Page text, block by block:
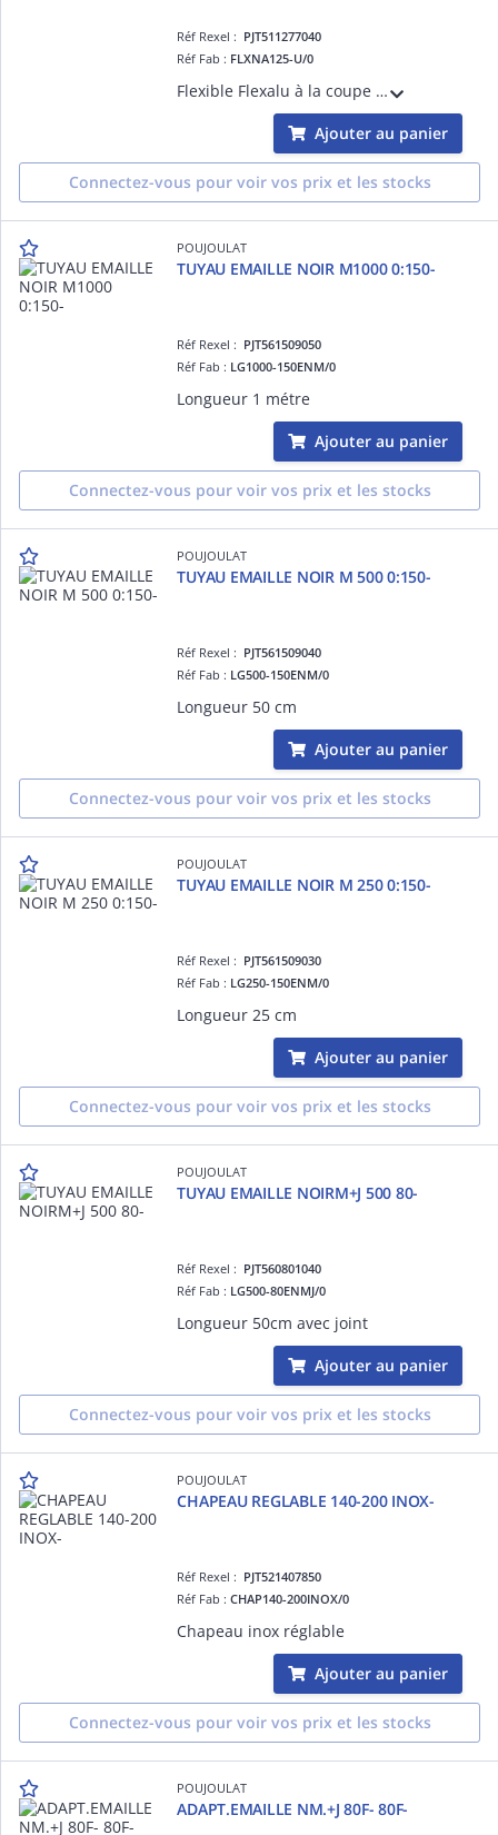
Réf Rexel : PJT511277040
Réf Fab : FLXNA125-U/0
Flexible Flexalu à la coupe POUJOULAT, simple paroi CONFORT, diam. 127 - pour Insert, Foyer à Bois bûches
Ajouter au panier
Connectez-vous pour voir vos prix et les stocks
POUJOULAT
TUYAU EMAILLE NOIR M1000 0:150-
Réf Rexel : PJT561509050
Réf Fab : LG1000-150ENM/0
Longueur 1 métre
Ajouter au panier
Connectez-vous pour voir vos prix et les stocks
POUJOULAT
TUYAU EMAILLE NOIR M 500 0:150-
Réf Rexel : PJT561509040
Réf Fab : LG500-150ENM/0
Longueur 50 cm
Ajouter au panier
Connectez-vous pour voir vos prix et les stocks
POUJOULAT
TUYAU EMAILLE NOIR M 250 0:150-
Réf Rexel : PJT561509030
Réf Fab : LG250-150ENM/0
Longueur 25 cm
Ajouter au panier
Connectez-vous pour voir vos prix et les stocks
POUJOULAT
TUYAU EMAILLE NOIRM+J 500 80-
Réf Rexel : PJT560801040
Réf Fab : LG500-80ENMJ/0
Longueur 50cm avec joint
Ajouter au panier
Connectez-vous pour voir vos prix et les stocks
POUJOULAT
CHAPEAU REGLABLE 140-200 INOX-
Réf Rexel : PJT521407850
Réf Fab :CHAP140-200INOX/0
Chapeau inox réglable
Ajouter au panier
Connectez-vous pour voir vos prix et les stocks
POUJOULAT
ADAPT.EMAILLE NM.+J 80F- 80F-